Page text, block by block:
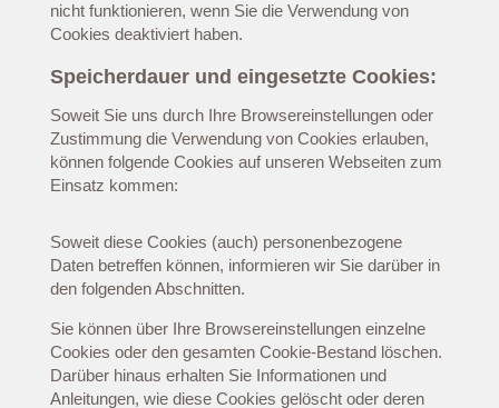
nicht funktionieren, wenn Sie die Verwendung von
Cookies deaktiviert haben.
Speicherdauer und eingesetzte Cookies:
Soweit Sie uns durch Ihre Browsereinstellungen oder
Zustimmung die Verwendung von Cookies erlauben,
können folgende Cookies auf unseren Webseiten zum
Einsatz kommen:
Soweit diese Cookies (auch) personenbezogene
Daten betreffen können, informieren wir Sie darüber in
den folgenden Abschnitten.
Sie können über Ihre Browsereinstellungen einzelne
Cookies oder den gesamten Cookie-Bestand löschen.
Darüber hinaus erhalten Sie Informationen und
Anleitungen, wie diese Cookies gelöscht oder deren